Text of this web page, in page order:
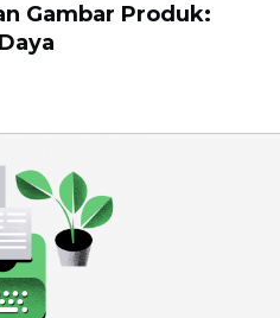
Gambar Produk: